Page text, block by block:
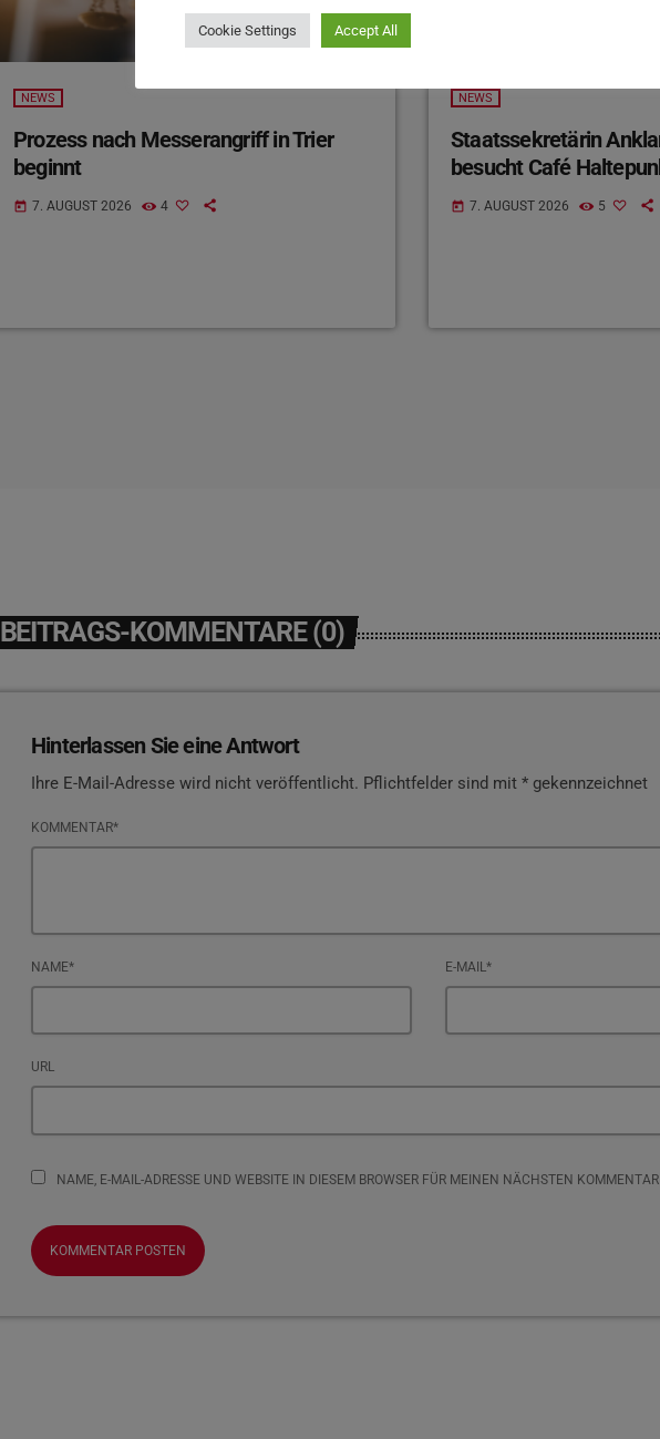
NEWS
Prozess nach Messerangriff in Trier
beginnt
today 7. AUGUST 2026 4
NEWS
Staatssekretärin
besucht Café
today 7. AUGUST 2026 5
BEITRAGS-KOMMENTARE (0)
Hinterlassen Sie eine Antwort
Ihre E-Mail-Adresse wird nicht veröffentlicht. Pflichtfelder sind mit * gekennzeichnet
KOMMENTAR*
NAME* E-MAIL*
URL
NAME, E-MAIL-ADRESSE UND WEBSITE IN DIESEM BROWSER FÜR MEINEN NÄCHSTEN
Cookie Settings Accept All